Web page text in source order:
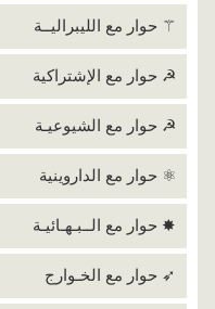
⚚ حوار مع الليبراليــة
☭ حوار مع الإشتراكية
☭ حوار مع الشيوعيـة
⚛ حوار مع الداروينية
✸ حوار مع الــبـهـائيـة
➶ حوار مع الخـوارج